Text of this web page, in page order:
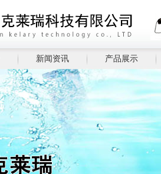
新闻资讯 产品展示